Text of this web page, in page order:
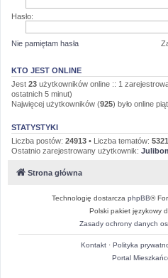
Hasło:
Nie pamiętam hasła
KTO JEST ONLINE
Jest 23 użytkowników online :: 1
ostatnich 5 minut)
Najwięcej użytkowników (925) było online
STATYSTYKI
Liczba postów: 24913 • Liczba tematów: 5321
Ostatnio zarejestrowany użytkownik:
Strona główna
Technologię dostarcza phpBB®
Polski pakiet językowy
Zasady ochrony danych
Kontakt· Polityka
Portal